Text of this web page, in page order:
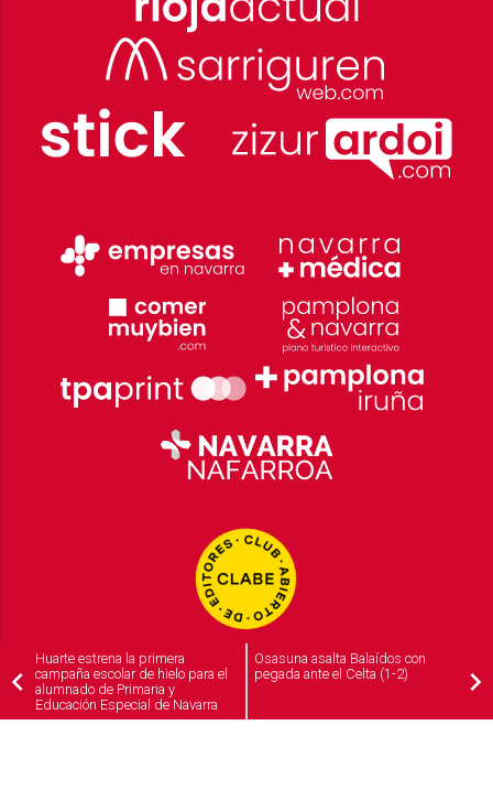
Huarte estrena la primera
campaña escolar de hielo para el
alumnado de Primaria y
Educación Especial de Navarra
Osasuna asalta Balaídos con
pegada ante el Celta (1-2)